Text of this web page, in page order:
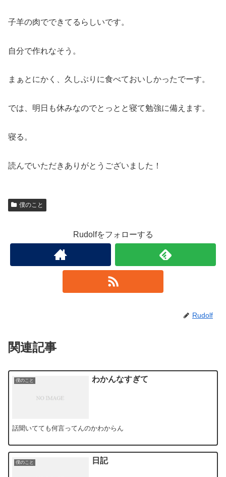
子羊の肉でできてるらしいです。
自分で作れなそう。
まぁとにかく、久しぶりに食べておいしかったでーす。
では、明日も休みなのでとっとと寝て勉強に備えます。
寝る。
読んでいただきありがとうございました！
僕のこと
Rudolfをフォローする
Rudolf
関連記事
僕のこと わかんなすぎて
話聞いてても何言ってんのかわからん
僕のこと 日記